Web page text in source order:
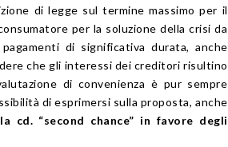
di legge sul termine massimo per il
per la soluzione della crisi da
di significativa durata, anche
che gli interessi dei creditori risultino
di convenienza è pur sempre
di esprimersi sulla proposta, anche
cd. “second chance” in favore degli